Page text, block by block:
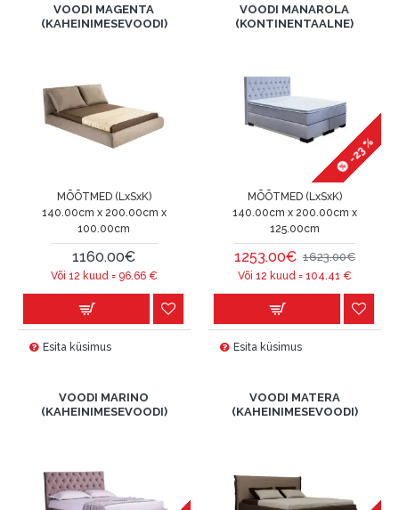
VOODI MAGENTA
(KAHEINIMESEVOODI)
MÕÕTMED (LxSxK)
140.00cm x 200.00cm x
100.00cm
1160.00€
Või 12 kuud = 96.66€
Esita küsimus
VOODI MANAROLA
(KONTINENTAALNE)
-23 %
MÕÕTMED (LxSxK)
140.00cm x 200.00cm x
125.00cm
1253.00€ 1623.00€
Või 12 kuud = 104.41 €
Esita küsimus
VOODI MARINO
(KAHEINIMESEVOODI)
VOODI MATERA
(KAHEINIMESEVOODI)